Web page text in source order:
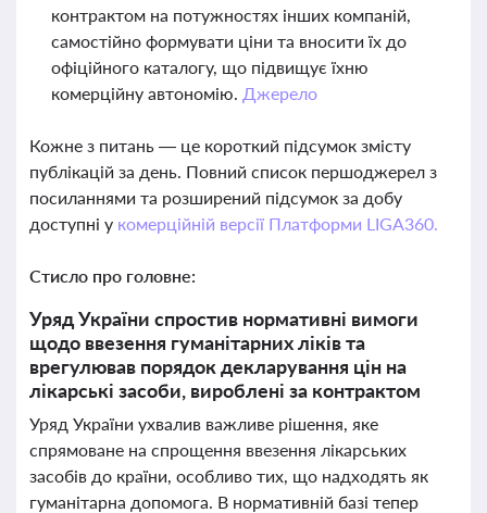
контрактом на потужностях інших компаній,
самостійно формувати ціни та вносити їх до
офіційного каталогу, що підвищує їхню
комерційну автономію. Джерело
Кожне з питань — це короткий підсумок змісту
публікацій за день. Повний список першоджерел з
посиланнями та розширений підсумок за добу
доступні у комерційній версії Платформи LIGA360.
Стисло про головне:
Уряд України спростив нормативні вимоги
щодо ввезення гуманітарних ліків та
врегулював порядок декларування цін на
лікарські засоби, вироблені за контрактом
Уряд України ухвалив важливе рішення, яке
спрямоване на спрощення ввезення лікарських
засобів до країни, особливо тих, що надходять як
гуманітарна допомога. В нормативній базі тепер